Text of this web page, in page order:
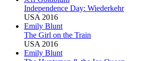
Independence Day: Wiederkehr
USA 2016
Emily Blunt
The Girl on the Train
USA 2016
Emily Blunt